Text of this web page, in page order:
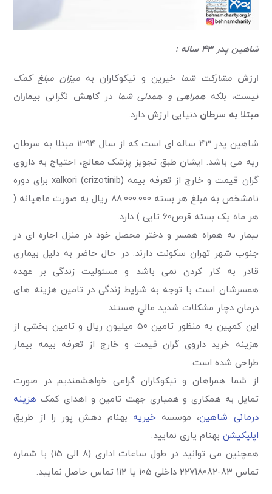
شاهین پدر 43 ساله :
ارزش مشارکت شما خیرین و نیکوکاران به میزان مبلغ کمک
نیست، بلکههمراهی و همدلی شما درکاهش نگرانی بیماران
مبتلا به سرطان دنیایی ارزش دارد.
شاهین پدر 43 ساله ای است که از سال 1394 مبتلا به سرطان
ریه می باشد. ایشان طبق تجویز پزشک معالج، احتیاج به داروی
گران قیمت و خارج از تعرفه بیمه xalkori (crizotinib) برای دوره
نامشخص به مبلغ هر بسته 88.000.000 ریال به صورت ماهیانه (
هر ماه یک بسته قرص60 تایی ) دارد.
بیمار به همراه همسر و دختر محصل خود در منزل اجاره ای در
جنوب شهر تهران سكونت دارند. در حال حاضر به دلیل بیماری
قادر به کار کردن نمی باشد و مسئولیت زندگی بر عهده
همسرشان است با توجه به شرایط زندگی در تامین هزینه های
درمان دچار مشكلات شديد مالي هستند.
این کمپین به منظور تامین 50 میلیون ریال و تامین بخشی از
هزینه خرید داروی گران قیمت و خارج از تعرفه بیمه بیمار
طراحی شده است.
از شما همراهان و نیکوکاران گرامی خواهشمندیم در صورت
تمایل به همکاری و همیاری جهت تامین و اهدای کمک هزینه
درمانی شاهین، موسسه خیریه بهنام دهش پور را از طریق
اپلیکیشن بهنام یاری نمایید.
همچنین می توانید در طول ساعات اداری (8 الی 15) با شماره
تماس 83-22718082 داخلی 105 یا 112 تماس حاصل نمایید.